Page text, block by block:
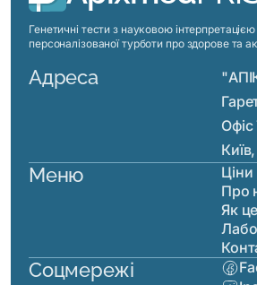
Генетичні тести з науковою
персоналізованої турботи про здорове та
Адреса
Офіс
Меню
Ціни
Про
Як
Соцмережі